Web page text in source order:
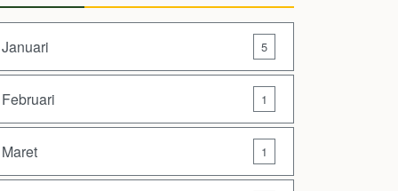
Januari 5
Februari 1
Maret 1